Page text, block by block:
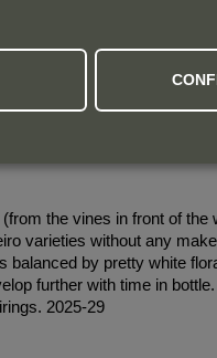
the vines in front of the
varieties without any
balanced by pretty white
further with time in
2025-29